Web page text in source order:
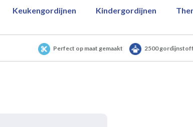
Keukengordijnen Kindergordijnen
Perfect op maat gemaakt 2500